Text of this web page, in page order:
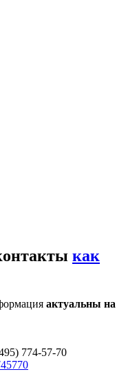
как
актуальны на
774-57-70